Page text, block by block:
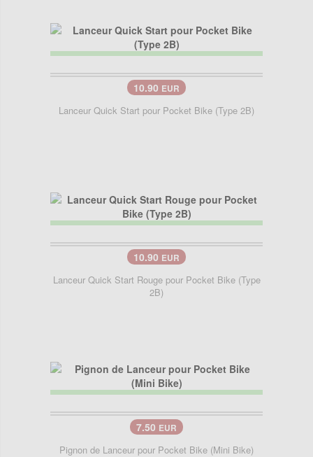
10.90 EUR
Lanceur Quick Start pour Pocket Bike (Type 2B)
10.90 EUR
Lanceur Quick Start Rouge pour Pocket Bike (Type
2B)
7.50 EUR
Pignon de Lanceur pour Pocket Bike (Mini Bike)